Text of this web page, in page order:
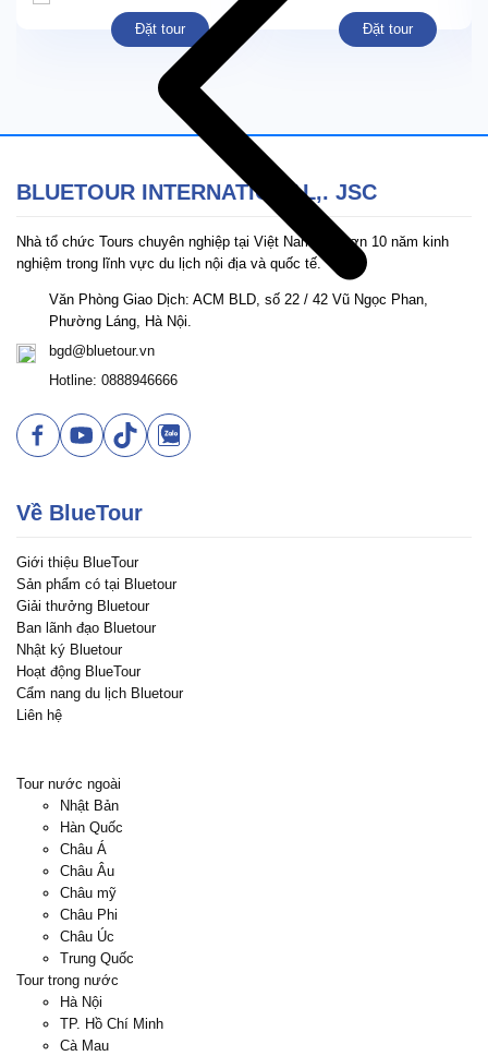
Đặt tour Đặt tour
BLUETOUR INTERNATIONAL,. JSC
Nhà tổ chức Tours chuyên nghiệp tại Việt Nam với hơn 10 năm kinh
nghiệm trong lĩnh vực du lịch nội địa và quốc tế.
Văn Phòng Giao Dịch: ACM BLD, số 22 / 42 Vũ Ngọc Phan,
Phường Láng, Hà Nội.
bgd@bluetour.vn
Hotline: 0888946666
Về BlueTour
Giới thiệu BlueTour
Sản phẩm có tại Bluetour
Giải thưởng Bluetour
Ban lãnh đạo Bluetour
Nhật ký Bluetour
Hoạt động BlueTour
Cẩm nang du lịch Bluetour
Liên hệ
Tour nước ngoài
Nhật Bản
Hàn Quốc
Châu Á
Châu Âu
Châu mỹ
Châu Phi
Châu Úc
Trung Quốc
Tour trong nước
Hà Nội
TP. Hồ Chí Minh
Cà Mau